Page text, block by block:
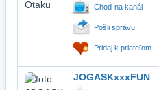
Choď na kanál
Pošli správu
Pridaj k priateľom
JOGASKxxxFUN